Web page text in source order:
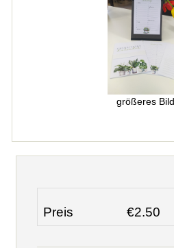
größeres Bild
Preis €2.50